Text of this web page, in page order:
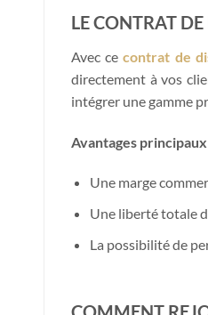
LE CONTRAT
Avec cecontrat de
directement à vos
intégrer une gamme
Avantages
Une marge
Une liberté totale
La possibilité de